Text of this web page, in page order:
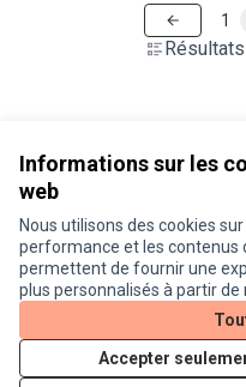
Informations sur les
web
Nous utilisons des cookies
performance et les contenus
permettent de fournir une
plus personnalisés à partir de
Accepter
1
Conditions d'utilisation
Paramètres des cookies
Je participe ! sur X
(Lien externe)
Je participe ! sur
Je participe ! sur